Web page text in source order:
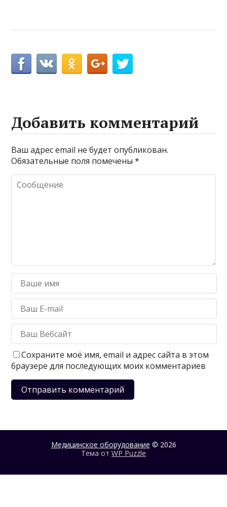
Добавить комментарий
Ваш адрес email не будет опубликован.
Обязательные поля помечены*
Сохраните моё имя, email и адрес сайта в этом
браузере для последующих моих комментариев
Медицинское оборудование © 2026
Тема от WP Puzzle